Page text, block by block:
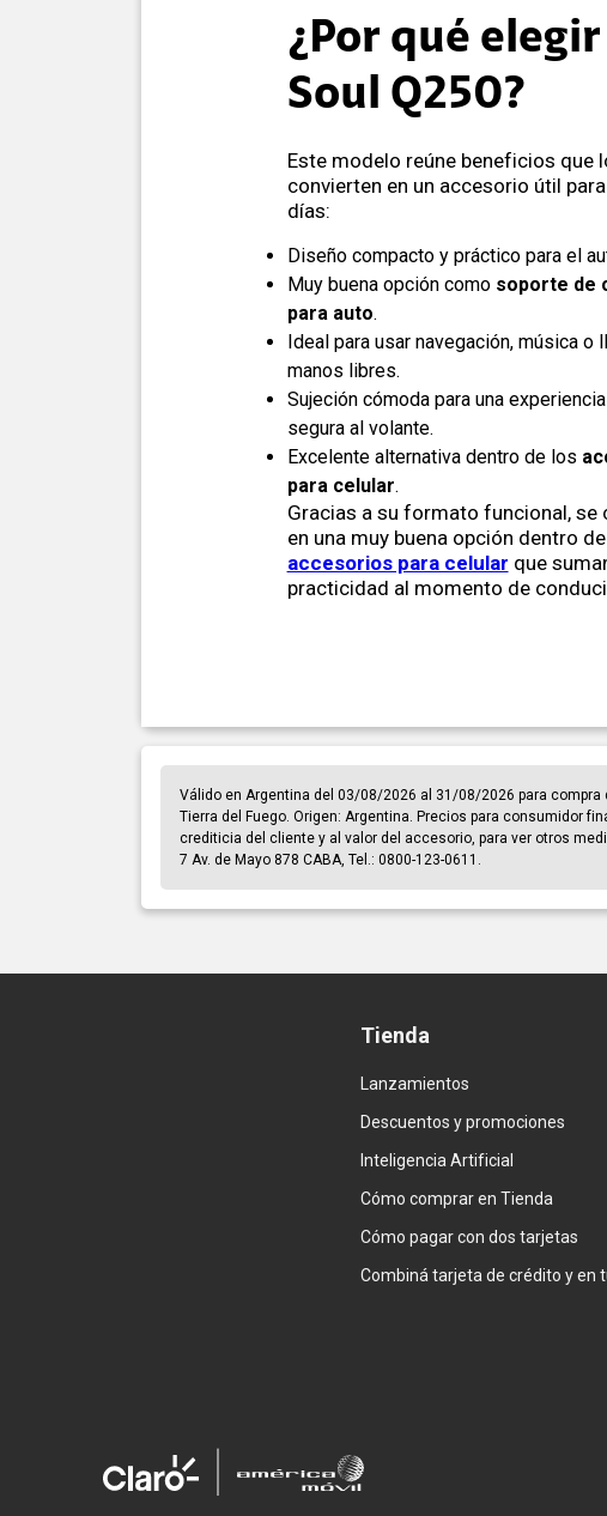
¿Por qué
Soul Q250?
Este modelo reúne beneficios que
convierten en un accesorio útil
días:
Diseño compacto y práctico para el
Muy buena opción como soporte de
para auto.
Ideal para usar navegación, música o
manos libres.
Sujeción cómoda para una
segura al volante.
Excelente alternativa dentro de los
para celular.
Gracias a su formato funcional, se
en una muy buena opción dentro
accesorios para celular que
practicidad al momento de
Válido en Argentina del 03/08/2026 al 31/08/2026 para
Tierra del Fuego. Origen: Argentina. Precios para consumidor
crediticia del cliente y al valor del accesorio, para ver otros
7 Av. de Mayo 878 CABA, Tel.: 0800-123-0611.
Tienda
Lanzamientos
Descuentos y promociones
Inteligencia Artificial
Cómo comprar en Tienda
Cómo pagar con dos tarjetas